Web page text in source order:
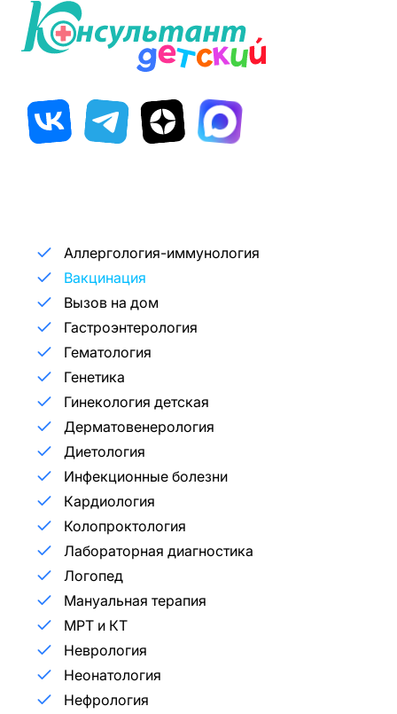
Аллергология-иммунология
Вакцинация
Вызов на дом
Гастроэнтерология
Гематология
Генетика
Гинекология детская
Дерматовенерология
Диетология
Инфекционные болезни
Кардиология
Колопроктология
Лабораторная диагностика
Логопед
Мануальная терапия
МРТ и КТ
Неврология
Неонатология
Нефрология